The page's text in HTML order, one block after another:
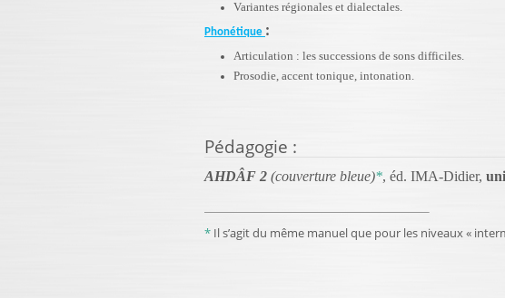
Variantes régionales et dialectales.
Phonétique :
Articulation : les successions de sons difficiles.
Prosodie, accent tonique, intonation.
Pédagogie :
AHDÂF 2 (couverture bleue)*, éd. IMA-Didier,
* Il s’agit du même manuel que pour les niveaux «